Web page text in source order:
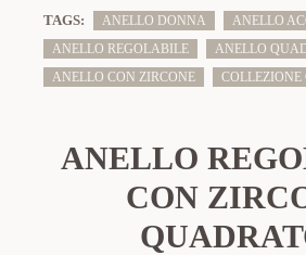
TAGS: ANELLO DONNA
ANELLO
ANELLO REGOLABILE
ANELLO
ANELLO CON ZIRCONE
COLLEZIONE
ANELLO
CON